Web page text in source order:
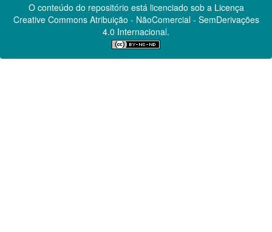
O conteúdo do repositório está licenciado sob a Licença
Creative CommonsAtribuição - NãoComercial - SemDerivações
4.0 Internacional.